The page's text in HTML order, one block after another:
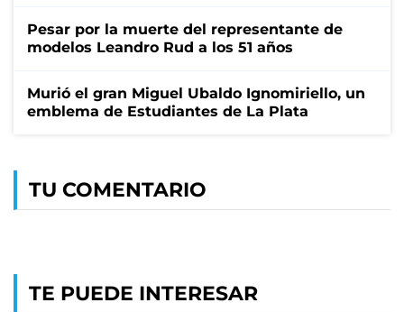
Pesar por la muerte del representante de
modelos Leandro Rud a los 51 años
Murió el gran Miguel Ubaldo Ignomiriello, un
emblema de Estudiantes de La Plata
TU COMENTARIO
TE PUEDE INTERESAR